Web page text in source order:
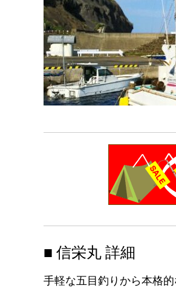
■ 信栄丸 詳細
手軽な五目釣りから本格